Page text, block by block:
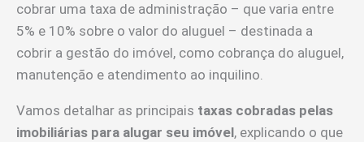
cobrar uma taxa de administração – que varia entre
5% e 10% sobre o valor do aluguel – destinada a
cobrir a gestão do imóvel, como cobrança do aluguel,
manutenção e atendimento ao inquilino.
Vamos detalhar as principais taxas cobradas pelas
imobiliárias para alugar seu imóvel, explicando o que